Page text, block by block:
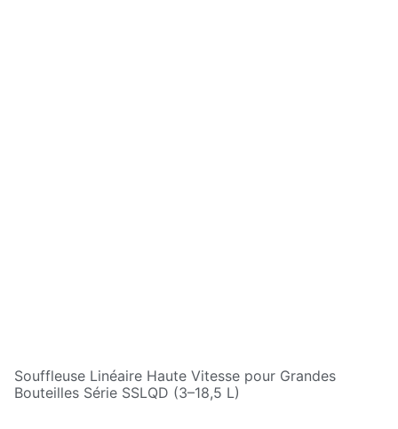
Souffleuse Linéaire Haute Vitesse pour Grandes
Bouteilles Série SSLQD (3–18,5 L)